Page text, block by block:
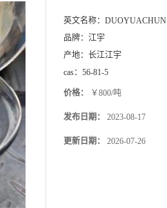
英文名称： DUOYUACHUN
品牌： 江宇
产地： 长江江宇
cas： 56-81-5
价格： ￥800/吨
发布日期： 2023-08-17
更新日期： 2026-07-26